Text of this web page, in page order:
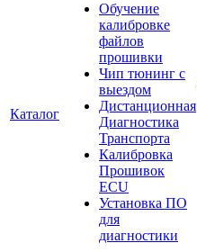
Каталог
Обучение
калибровке
файлов
прошивки
Чип тюнинг с
выездом
Дистанционная
Диагностика
Транспорта
Калибровка
Прошивок
ECU
Установка ПО
для
диагностики